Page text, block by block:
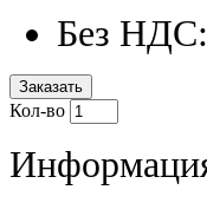
Без
Заказать
Кол-во